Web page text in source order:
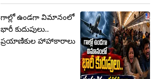
గాల్లో ఉండగా విమానంలో
భారీ కుదుపులు..
ప్రయాణికుల హాహాకారాలు